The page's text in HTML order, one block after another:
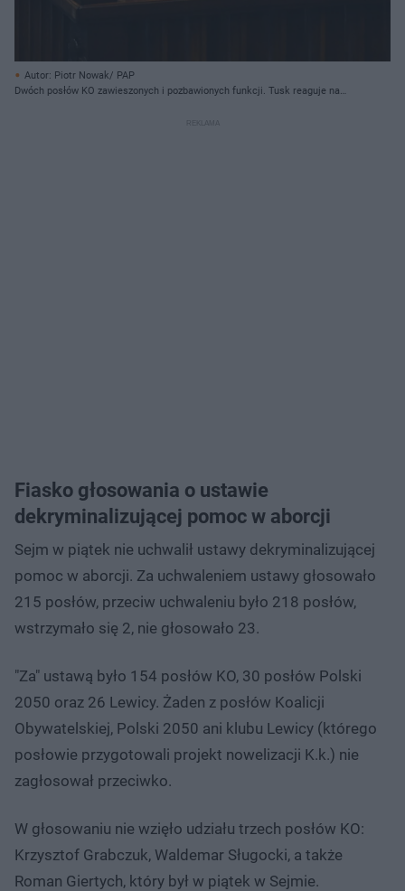
Autor: Piotr Nowak/ PAP
Dwóch posłów KO zawieszonych i pozbawionych funkcji. Tusk reaguje na
Fiasko głosowania o ustawie
dekryminalizującej pomoc w aborcji
Sejm w piątek nie uchwalił ustawy dekryminalizującej
pomoc w aborcji. Za uchwaleniem ustawy głosowało
215 posłów, przeciw uchwaleniu było 218 posłów,
wstrzymało się 2, nie głosowało 23.
"Za" ustawą było 154 posłów KO, 30 posłów Polski
2050 oraz 26 Lewicy. Żaden z posłów Koalicji
Obywatelskiej, Polski 2050 ani klubu Lewicy (którego
posłowie przygotowali projekt nowelizacji K.k.) nie
zagłosował przeciwko.
W głosowaniu nie wzięło udziału trzech posłów KO:
Krzysztof Grabczuk, Waldemar Sługocki, a także
Roman Giertych, który był w piątek w Sejmie.